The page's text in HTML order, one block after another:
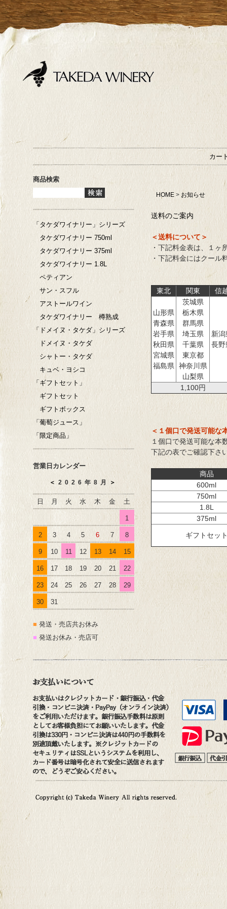
カー
商品検索
「タケダワイナリー」シリーズ
タケダワイナリー 750ml
タケダワイナリー 375ml
タケダワイナリー 1.8L
ペティアン
サン・スフル
アストールワイン
タケダワイナリー 樽熟成
「ドメイヌ・タケダ」シリーズ
ドメイヌ・タケダ
シャトー・タケダ
キュベ・ヨシコ
「ギフトセット」
ギフトセット
ギフトボックス
「葡萄ジュース」
「限定商品」
営業日カレンダー
＜ 2026年8月 ＞
日 月 火 水 木 金 土
1
2 3 4 5 6 7 8
9 10 11 12 13 14 15
16 17 18 19 20 21 22
23 24 25 26 27 28 29
30 31
■ 発送・売店共お休み
■ 発送お休み・売店可
HOME > お知らせ
送料のご案内
＜送料について＞
・下記料金表は、１ヶ
・下記料金にはクール
東北 関東 信
山形県
青森県
岩手県
秋田県
宮城県
福島県
茨城県
栃木県
群馬県
埼玉県
千葉県
東京都
神奈川県
山梨県
新潟
長野
1,100円
＜１個口で発送可能な
１個口で発送可能な本
下記の表でご確認下さ
商品
600ml
750ml
1.8L
375ml
ギフトセッ